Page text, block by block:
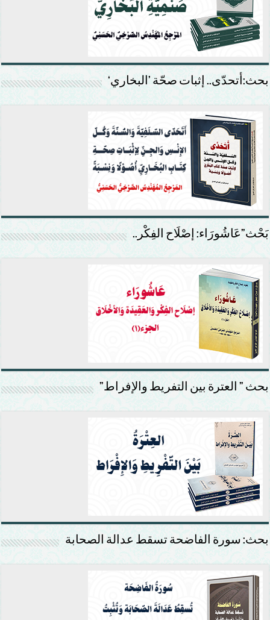
بحث:أتحدّى.. إثبات صحّة ’البخاري‘
بَحْث”عَاشُورَاء: إصْلَاح الفِكْر..
بحث ” العترة بين التفريط والإفراط”
بحث: سورة الفاضحة تسقط عدالة الصحابة